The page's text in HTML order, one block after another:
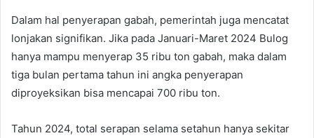
Dalam hal penyerapan gabah, pemerintah juga mencatat
lonjakan signifikan. Jika pada Januari-Maret 2024 Bulog
hanya mampu menyerap 35 ribu ton gabah, maka dalam
tiga bulan pertama tahun ini angka penyerapan
diproyeksikan bisa mencapai 700 ribu ton.
Tahun 2024, total serapan selama setahun hanya sekitar